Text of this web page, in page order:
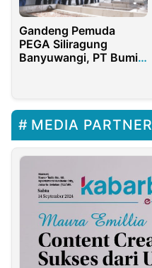
Gandeng Pemuda
PEGA Siliragung
Banyuwangi, PT Bumi
MEDIA PARTNER